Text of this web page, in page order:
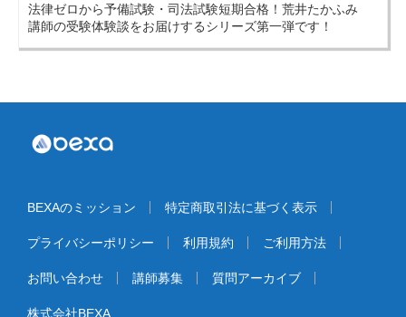
法律ゼロから予備試験・司法試験短期合格！荒井たかふみ
講師の受験体験談をお届けするシリーズ第一弾です！
BEXAのミッション 特定商取引法に基づく表示
プライバシーポリシー 利用規約 ご利用方法
お問い合わせ 講師募集 質問アーカイブ
株式会社BEXA